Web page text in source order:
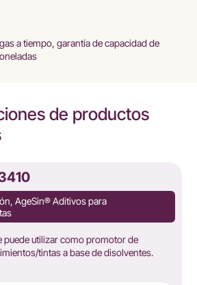
a tiempo, garantía de capacidad de
de productos
AgeSin® Aditivos para
puede utilizar como promotor de
tintas a base de disolventes.